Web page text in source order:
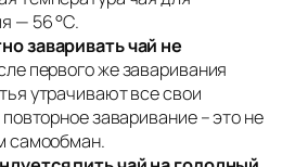
— 56 °С.
заваривать чай не
первого же заваривания
утрачивают все свои
заваривание – это не
самообман.